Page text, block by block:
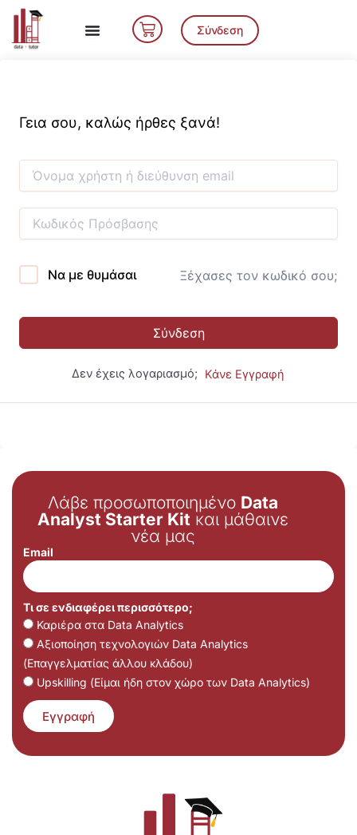
Μετάβαση
περιεχόμενο
Cart Σύνδεση
Γεια σου, καλώς ήρθες ξανά!
Να με θυμάσαι Ξέχασες τον κωδικό σου;
Σύνδεση
Δεν έχεις λογαριασμό; Κάνε Εγγραφή
Λάβε προσωποποιημένο Data
Analyst Starter Kit και μάθαινε
νέα μας
Email
Τι σε ενδιαφέρει περισσότερο;
Καριέρα στα Data Analytics
Αξιοποίηση τεχνολογιών Data Analytics
(Επαγγελματίας άλλου κλάδου)
Upskilling (Είμαι ήδη στον χώρο των Data Analytics)
Εγγραφή